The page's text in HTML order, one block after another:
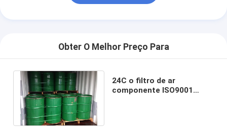
Obter O Melhor Preço Para
24C o filtro de ar
componente ISO9001